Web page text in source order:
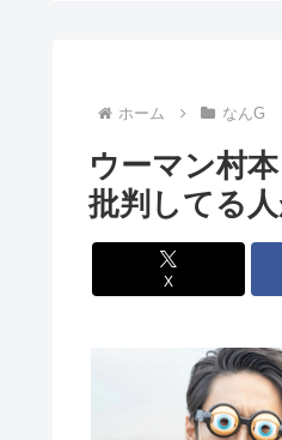
熱帯魚欲しいから近所
中国「大洪水！」中国
【悲報】風俗嬢やって
日本版「絶対に立ち入
イオンモール熊本の爆
女さん ｢アイドルが19
ホーム なんG
ウーマン村
批判してる人
X